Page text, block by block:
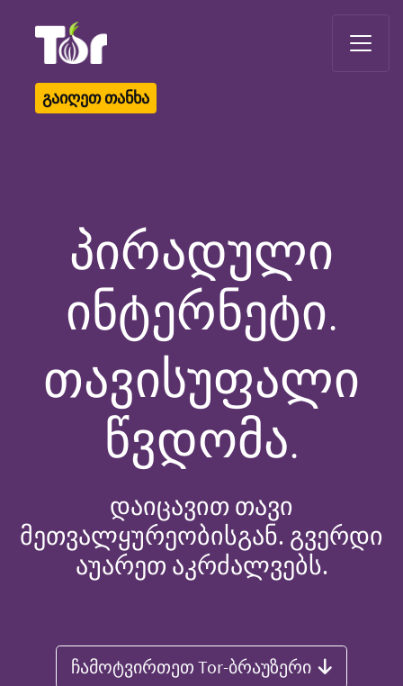
გაიღეთ თანხა
პირადული
ინტერნეტი.
თავისუფალი
წვდომა.
დაიცავით თავი
მეთვალყურეობისგან. გვერდი
აუარეთ აკრძალვებს.
ჩამოტვირთეთ Tor-ბრაუზერი